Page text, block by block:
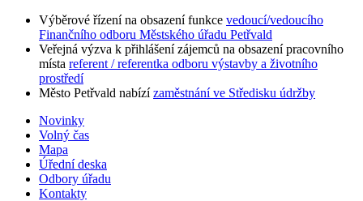
Výběrové řízení na obsazení funkce vedoucí/vedoucího
Finančního odboru Městského úřadu Petřvald
Veřejná výzva k přihlášení zájemců na obsazení pracovního
místa referent / referentka odboru výstavby a životního
prostředí
Město Petřvald nabízízaměstnání ve Středisku údržby
Novinky
Volný čas
Mapa
Úřední deska
Odbory úřadu
Kontakty